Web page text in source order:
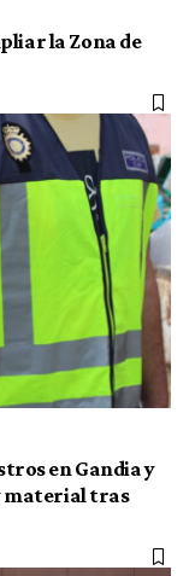
la Zona de
en Gandia y
material tras